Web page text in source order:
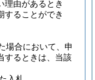
理由があるとき
することができ
場合において、申
するときは、当該